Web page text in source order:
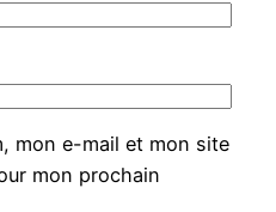
mon e-mail et mon site
mon prochain